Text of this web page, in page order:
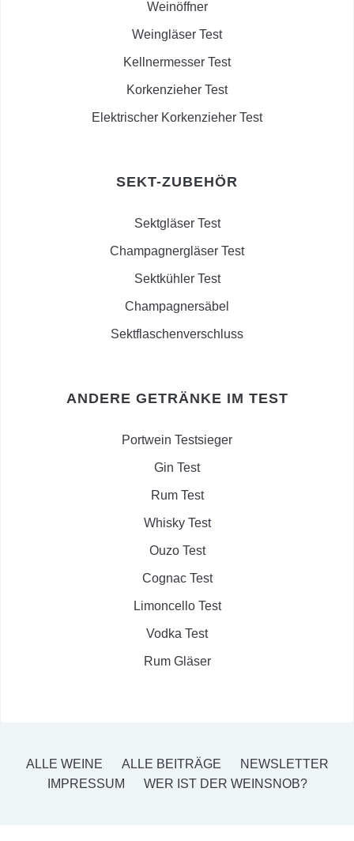
Weinöffner
Weingläser Test
Kellnermesser Test
Korkenzieher Test
Elektrischer Korkenzieher Test
SEKT-ZUBEHÖR
Sektgläser Test
Champagnergläser Test
Sektkühler Test
Champagnersäbel
Sektflaschenverschluss
ANDERE GETRÄNKE IM TEST
Portwein Testsieger
Gin Test
Rum Test
Whisky Test
Ouzo Test
Cognac Test
Limoncello Test
Vodka Test
Rum Gläser
ALLE WEINE ALLE BEITRÄGE
NEWSLETTER
IMPRESSUM
WER IST DER WEINSNOB?